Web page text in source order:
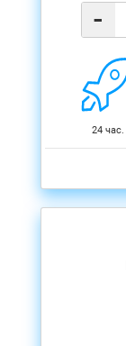
-
24 час.